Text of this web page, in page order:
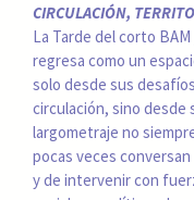
CIRCULACIÓN,
La Tarde del corto
regresa como un
solo desde sus
circulación, sino desde
largometraje no
pocas veces
y de intervenir con